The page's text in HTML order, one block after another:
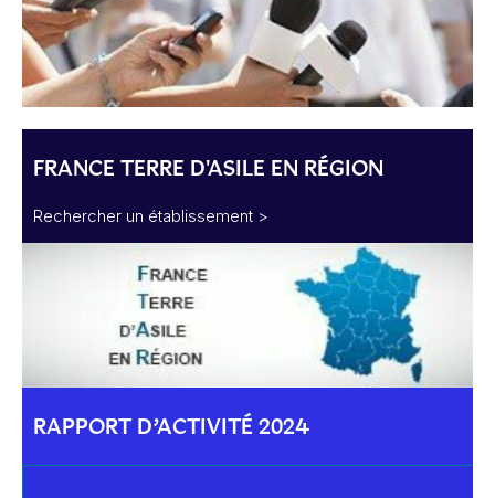
FRANCE TERRE D'ASILE EN RÉGION
Rechercher un établissement >
RAPPORT D’ACTIVITÉ 2024